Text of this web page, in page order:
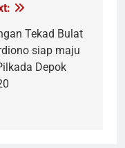
Tekad Bulat
siap maju
Depok